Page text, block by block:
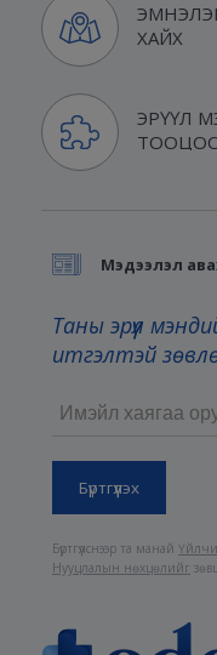
ХАЙХ
ЭРҮҮЛ
Мэдээлэл
Таны эрүүл
итгэлтэй
Бүртгүүлснээр та манай
Нууцлалын нөхцөлийг